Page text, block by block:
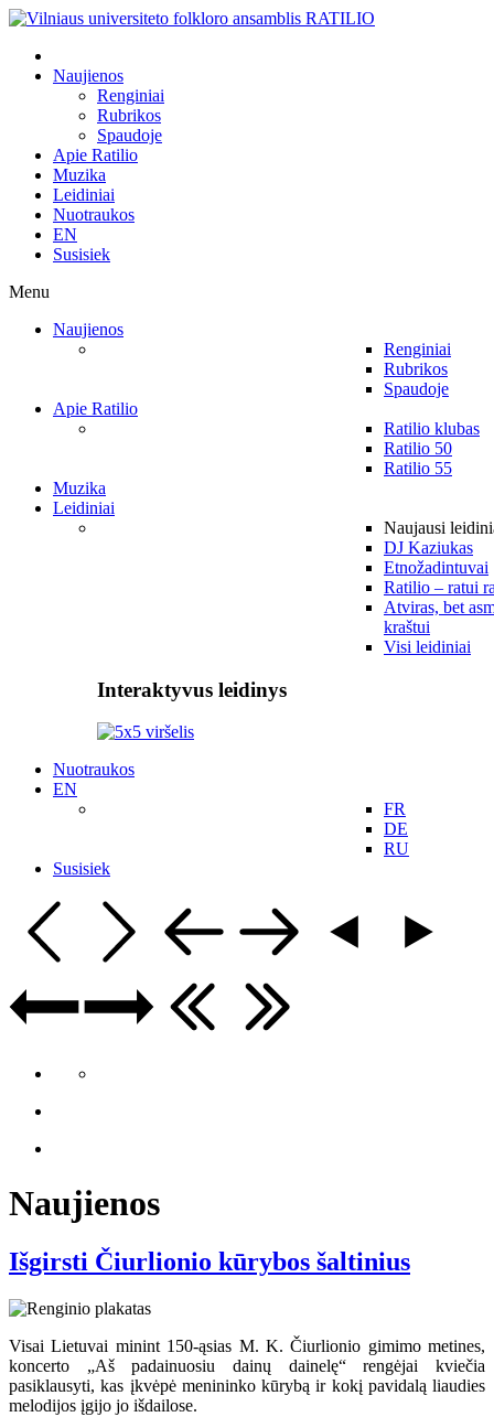
Naujienos
Renginiai
Rubrikos
Spaudoje
Apie Ratilio
Muzika
Leidiniai
Nuotraukos
EN
Susisiek
Menu
Naujienos
Renginiai
Rubrikos
Spaudoje
Apie Ratilio
Ratilio klubas
Ratilio 50
Ratilio 55
Muzika
Leidiniai
Naujausi
DJ Kaziukas
Etnožadintuvai
Ratilio – ratui
Atviras, bet
kraštui
Visi leidiniai
Interaktyvus leidinys
Nuotraukos
EN
FR
DE
RU
Susisiek
Naujienos
Išgirsti Čiurlionio kūrybos šaltinius
Visai Lietuvai minint 150-ąsias M. K. Čiurlionio gimimo metines,
koncerto „Aš padainuosiu dainų dainelę“ rengėjai kviečia
pasiklausyti, kas įkvėpė menininko kūrybą ir kokį pavidalą liaudies
melodijos įgijo jo išdailose.